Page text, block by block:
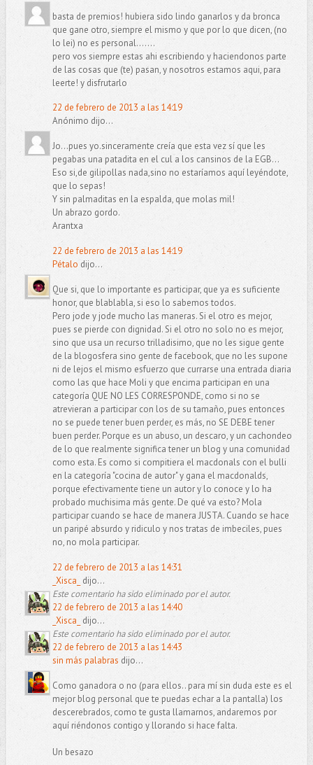
basta de premios! hubiera sido lindo ganarlos y da bronca
que gane otro, siempre el mismo y que por lo que dicen, (no
lo lei) no es personal.......
pero vos siempre estas ahi escribiendo y haciendonos parte
de las cosas que (te) pasan, y nosotros estamos aqui, para
leerte! y disfrutarlo
22 de febrero de 2013 a las 14:19
Anónimo dijo...
Jo...pues yo.sinceramente creía que esta vez sí que les
pegabas una patadita en el cul a los cansinos de la EGB...
Eso si,de gilipollas nada,sino no estaríamos aquí leyéndote,
que lo sepas!
Y sin palmaditas en la espalda, que molas mil!
Un abrazo gordo.
Arantxa
22 de febrero de 2013 a las 14:19
Pétalo dijo...
Que si, que lo importante es participar, que ya es suficiente
honor, que blablabla, si eso lo sabemos todos.
Pero jode y jode mucho las maneras. Si el otro es mejor,
pues se pierde con dignidad. Si el otro no solo no es mejor,
sino que usa un recurso trilladisimo, que no les sigue gente
de la blogosfera sino gente de facebook, que no les supone
ni de lejos el mismo esfuerzo que currarse una entrada diaria
como las que hace Moli y que encima participan en una
categoría QUE NO LES CORRESPONDE, como si no se
atrevieran a participar con los de su tamaño, pues entonces
no se puede tener buen perder, es más, no SE DEBE tener
buen perder. Porque es un abuso, un descaro, y un cachondeo
de lo que realmente significa tener un blog y una comunidad
como esta. Es como si compitiera el macdonals con el bulli
en la categoría "cocina de autor" y gana el macdonalds,
porque efectivamente tiene un autor y lo conoce y lo ha
probado muchisima más gente. De qué va esto? Mola
participar cuando se hace de manera JUSTA. Cuando se hace
un paripé absurdo y ridiculo y nos tratas de imbeciles, pues
no, no mola participar.
22 de febrero de 2013 a las 14:31
_Xisca_ dijo...
Este comentario ha sido eliminado por el autor.
22 de febrero de 2013 a las 14:40
_Xisca_ dijo...
Este comentario ha sido eliminado por el autor.
22 de febrero de 2013 a las 14:43
sin más palabras dijo...
Como ganadora o no (para ellos.. para mí sin duda este es el
mejor blog personal que te puedas echar a la pantalla) los
descerebrados, como te gusta llamarnos, andaremos por
aquí riéndonos contigo y llorando si hace falta.
Un besazo